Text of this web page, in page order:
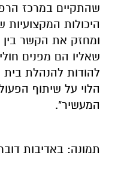
שהתקיים במרכז
היכולות המקצועיות
ומחזק את הקשר בין
שאליו הם מפנים
להודות להנהלת בית
הלוי על שיתוף
המעשיר".
תמונה: באדיבות